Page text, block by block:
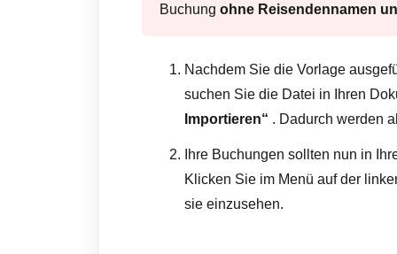
Buchung ohne Reisendennamen
Nachdem Sie die Vorlage
suchen Sie die Datei in Ihren
Importieren“ . Dadurch werden
Ihre Buchungen sollten nun in
Klicken Sie im Menü auf der
sie einzusehen.